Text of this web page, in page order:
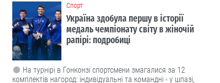
Cпорт
Україна здобула першу в історії
медаль чемпіонату світу в жіночій
рапірі: подробиці
На турнірі в Гонконзі спортсмени змагалися за 12
комплектів нагород: індивідуальні та командні - у шпазі,